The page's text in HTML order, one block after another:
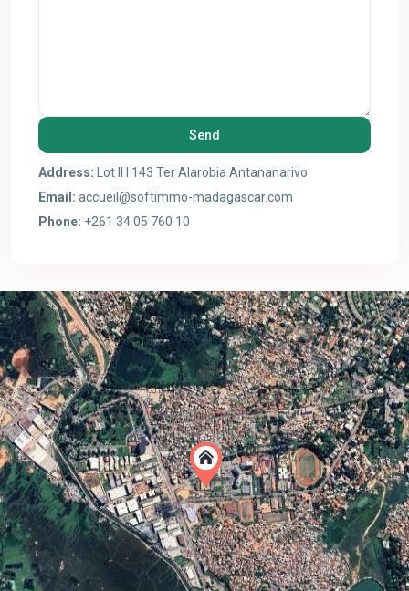
Address: Lot II I 143 Ter Alarobia Antananarivo
Email: accueil@softimmo-madagascar.com
Phone: +261 34 05 760 10